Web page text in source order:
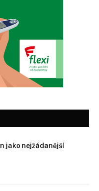
jako nejžádanější